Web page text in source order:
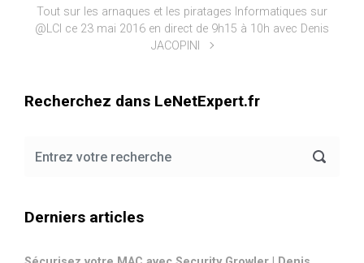
Tout sur les arnaques et les piratages Informatiques sur
@LCI ce 23 mai 2016 en direct de 9h15 à 10h avec Denis
JACOPINI
Recherchez dans LeNetExpert.fr
Derniers articles